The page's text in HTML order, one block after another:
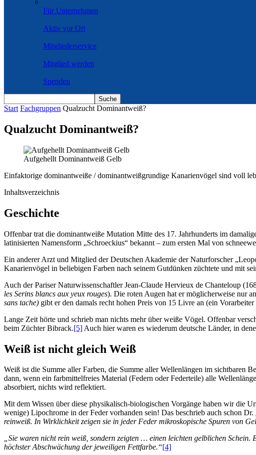
Für Unternehmen
Aktiv vor Ort
Mitgliederservice
Mitglied werden
Spenden
Start Fachgruppen Qualzucht Dominantweiß?
Qualzucht Dominantweiß?
Aufgehellt Dominantweiß Gelb
Einfaktorige dominantweiße / dominantweißgrundige Kanarienvögel sind voll
Inhaltsverzeichnis
Geschichte
Offenbar trat die dominantweiße Mutation Mitte des 17. Jahrhunderts im
latinisierten Namensform „Schroeckius“ bekannt – zum ersten Mal von
Ein anderer Arzt und Mitglied der Deutschen Akademie der Naturforscher
Kanarienvögel in beliebigen Farben nach seinem Gutdünken züchtete und mit
Auch der Pariser Naturwissenschaftler Jean-Claude Hervieux de Chanteloup
les Serins blancs aux yeux rouges). Die roten Augen hat er möglicherweise nur
sans tache) gibt er den damals recht hohen Preis von 15 Livre an (ein
Lange Zeit hörte und schrieb man nichts mehr über weiße Vögel. Offenbar
beim Züchter Bibrack.[5] Auch hier waren es wiederum deutsche Länder, in
Weiß ist nicht gleich Weiß
Weiß ist die Summe aller Farben, die Summe aller Wellenlängen im sichtbaren
dann, wenn ein farbmittelfreies Material (Federn oder Federteile) alle
absorbiert, nichts wird reflektiert.
Mit dem Wissen über diese physikalisch-biologischen Vorgänge haben wir die
wenige) Lipochrome in der Feder vorhanden sein! Das beschrieb auch schon Dr.
reinweiß. In Wirklichkeit zeigen sie in jeder Feder mikroskopische Spuren von
„Sie waren nicht rein weiß, sondern zeigten … einen leichten gelblichen
höchster Abschwächung der jeweiligen Fettfarbe.“[4]